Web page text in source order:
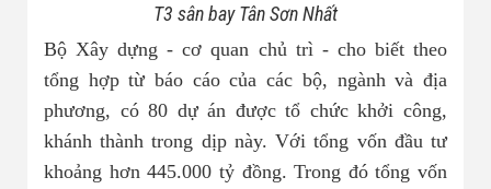
T3 sân bay Tân Sơn Nhất
Bộ Xây dựng - cơ quan chủ trì - cho biết theo
tổng hợp từ báo cáo của các bộ, ngành và địa
phương, có 80 dự án được tổ chức khởi công,
khánh thành trong dịp này. Với tổng vốn đầu tư
khoảng hơn 445.000 tỷ đồng. Trong đó tổng vốn